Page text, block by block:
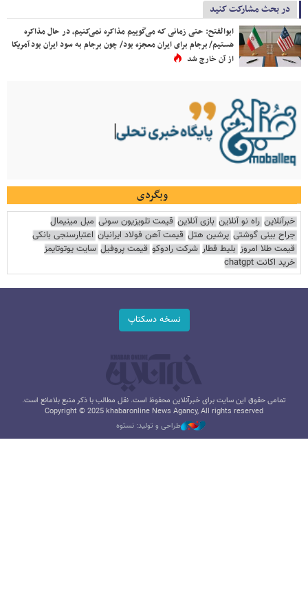
در بحث مشارکت کنید
ابوالفتح: حتی زمانی که می‌گوییم مذاکره نمی‌کنیم، در حال مذاکره
هستیم/ برجام برای ایران معجزه بود/ چون برجام به سود ایران بود آمریکا
از آن خارج شد
وبگردی
خبرآنلاین راه نو آنلاین بازی آنلاین قیمت تلویزیون سونی مبل مینیمال
جراح بینی گوشتی پرشین هتل قیمت آهن فولاد ایرانیان اعتبارسنجی بانکی
قیمت طلا امروز بلیط قطار شرکت رادوکو قیمت پروفیل سایت یوتوتایمز
خرید اکانت chatgpt
نسخه دسکتاپ
تمامی حقوق این سایت برای خبرآنلاین محفوظ است. نقل مطالب با ذکر منبع بلامانع است.
Copyright © 2025 khabaronline News Agancy, All rights reserved
طراحی و تولید: نستوه